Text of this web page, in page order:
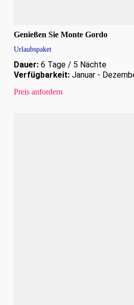
Genießen Sie Monte Gordo
Urlaubspaket
Dauer:6 Tage / 5 Nächte
Verfügbarkeit:Januar -
Preis anfordern